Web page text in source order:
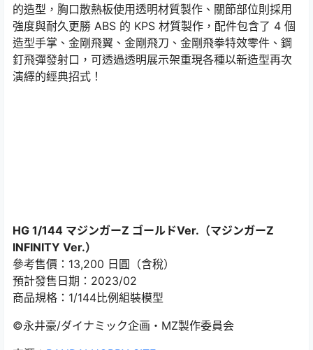
的造型，胸口散熱板使用透明材質製作、關節部位則採用
強度與耐久更勝 ABS 的 KPS 材質製作，配件包含了 4 個
造型手掌、金剛飛翼、金剛飛刀、金剛飛拳特效零件、鋼
釘飛彈發射口，可透過透明展示架重現各種以新造型再次
演繹的經典招式！
HG 1/144 マジンガーZ ゴールドVer.（マジンガーZ
INFINITY Ver.）
參考售價：13,200 日圓（含稅）
預計發售日期：2023/02
商品規格：1/144比例組裝模型
©永井豪/ダイナミック企画・MZ製作委員会